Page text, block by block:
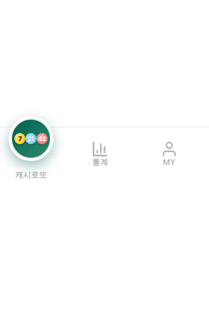
7 21 42
캐시로또
통계 MY